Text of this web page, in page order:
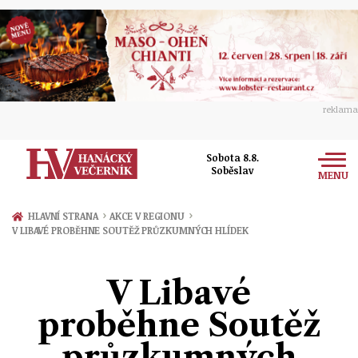
reklama
Sobota 8.8.
Soběslav
MENU
Zprávy
Přerov
Ekonomika
Hudba
Společnost
Sport
HLAVNÍ STRANA › AKCE V REGIONU ›
V LIBAVÉ PROBĚHNE SOUTĚŽ PRŮZKUMNÝCH HLÍDEK
V Libavé
proběhne Soutěž